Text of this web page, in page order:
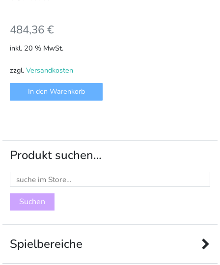
484,36€
inkl. 20 % MwSt.
zzgl. Versandkosten
In den Warenkorb
Produkt suchen…
Suchen
nach:
Spielbereiche